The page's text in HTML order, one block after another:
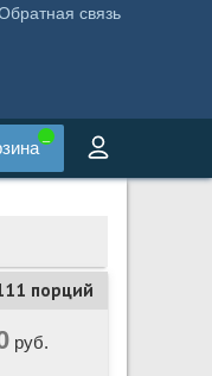
связь
порций
руб.